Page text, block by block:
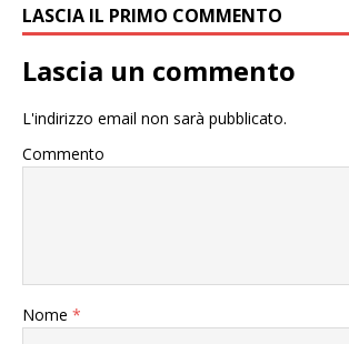
LASCIA IL PRIMO COMMENTO
Lascia un commento
L'indirizzo email non sarà pubblicato.
Commento
Nome *